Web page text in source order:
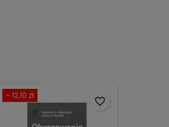
- 12,10 zł
favorite_border